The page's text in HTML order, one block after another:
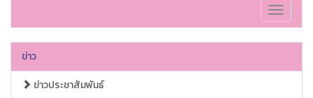
Toggle
ข่าว
ข่าวประชาสัมพันธ์